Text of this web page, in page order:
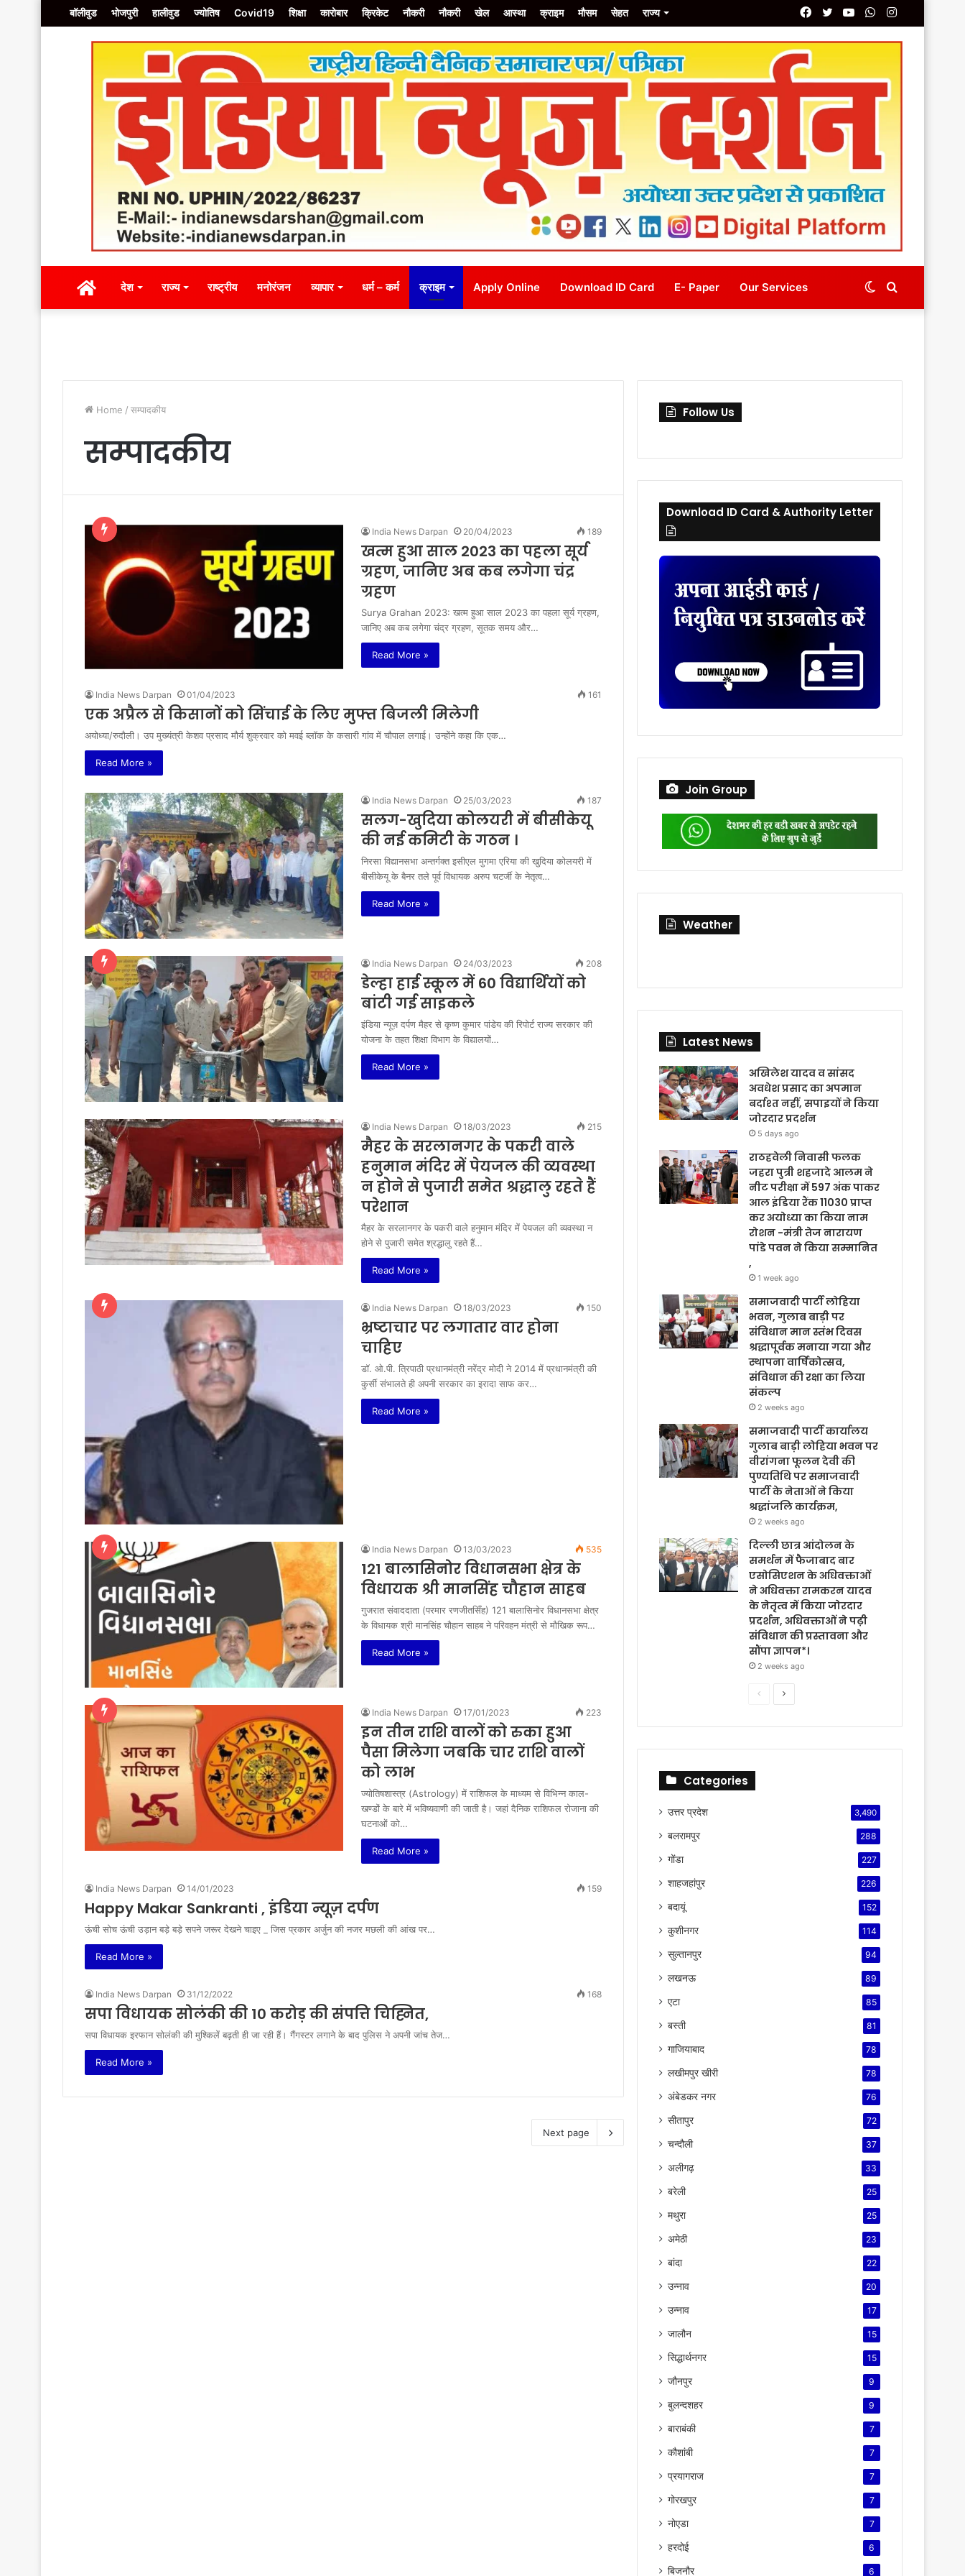
बॉलीवुड भोजपुरी हालीवुड ज्योतिष Covid19 शिक्षा कारोबार क्रिकेट नौकरी नौकरी खेल आस्था क्राइम मौसम सेहत राज्य Instagram
Whatsapp
YouTube
Twitter
Facebook
होम देश राज्य राष्ट्रीय मनोरंजन व्यापार धर्म – कर्म क्राइम Apply Online Download ID Card E- Paper Our Services Search
Switch
होम राज्य व्यापार सम्पादकीय Apply Online E- Magazine Our Services
Home / सम्पादकीय
सम्पादकीय
India News Darpan 20/04/2023 189
खत्म हुआ साल 2023 का पहला सूर्य
ग्रहण, जानिए अब कब लगेगा चंद्र
ग्रहण
Surya Grahan 2023: खत्म हुआ साल 2023 का पहला सूर्य ग्रहण,
जानिए अब कब लगेगा चंद्र ग्रहण, सूतक समय और…
Read More »
India News Darpan 01/04/2023 161
एक अप्रैल से किसानों को सिंचाई के लिए मुफ्त बिजली मिलेगी
अयोध्या/रुदौली। उप मुख्यंत्री केशव प्रसाद मौर्य शुक्रवार को मवई ब्लॉक के कसारी गांव में चौपाल लगाई। उन्होंने कहा कि एक…
Read More »
India News Darpan 25/03/2023 187
सलग-खुदिया कोलयरी में बीसीकेयू
की नई कमिटी के गठन ।
निरसा विद्यानसभा अन्तर्गक्त इसीएल मुगमा एरिया की खुदिया कोलयरी में
बीसीकेयू के बैनर तले पूर्व विधायक अरुप चटर्जी के नेतृत्व…
Read More »
India News Darpan 24/03/2023 208
डेल्हा हाई स्कूल में 60 विद्यार्थियों को
बांटी गई साइकले
इंडिया न्यूज़ दर्पण मैहर से कृष्ण कुमार पांडेय की रिपोर्ट राज्य सरकार की
योजना के तहत शिक्षा विभाग के विद्यालयों…
Read More »
India News Darpan 18/03/2023 215
मैहर के सरलानगर के पकरी वाले
हनुमान मंदिर में पेयजल की व्यवस्था
न होने से पुजारी समेत श्रद्धालु रहते हैं
परेशान
मैहर के सरलानगर के पकरी वाले हनुमान मंदिर में पेयजल की व्यवस्था न
होने से पुजारी समेत श्रद्धालु रहते हैं…
Read More »
India News Darpan 18/03/2023 150
भ्रष्टाचार पर लगातार वार होना
चाहिए
डॉ. ओ.पी. त्रिपाठी प्रधानमंत्री नरेंद्र मोदी ने 2014 में प्रधानमंत्री की
कुर्सी संभालते ही अपनी सरकार का इरादा साफ कर…
Read More »
India News Darpan 13/03/2023 535
121 बालासिनोर विधानसभा क्षेत्र के
विधायक श्री मानसिंह चौहान साहब
गुजरात संवाददाता (परमार रणजीतसिँह) 121 बालासिनोर विधानसभा क्षेत्र
के विधायक श्री मानसिंह चौहान साहब ने परिवहन मंत्री से मौखिक रूप…
Read More »
India News Darpan 17/01/2023 223
इन तीन राशि वालों को रुका हुआ
पैसा मिलेगा जबकि चार राशि वालों
को लाभ
ज्योतिषशास्त्र (Astrology) में राशिफल के माध्यम से विभिन्न काल-
खण्डों के बारे में भविष्यवाणी की जाती है। जहां दैनिक राशिफल रोजाना की
घटनाओं को…
Read More »
India News Darpan 14/01/2023 159
Happy Makar Sankranti , इंडिया न्यूज़ दर्पण
ऊंची सोच ऊंची उड़ान बड़े बड़े सपने जरूर देखने चाइए _ जिस प्रकार अर्जुन की नजर मछली की आंख पर…
Read More »
India News Darpan 31/12/2022 168
सपा विधायक सोलंकी की 10 करोड़ की संपत्ति चिह्नित,
सपा विधायक इरफान सोलंकी की मुश्किलें बढ़ती ही जा रही हैं। गैंगस्टर लगाने के बाद पुलिस ने अपनी जांच तेज…
Read More »
Next page
Follow Us
Download ID Card & Authority Letter
Join Group
Weather
Latest News
अखिलेश यादव व सांसद
अवधेश प्रसाद का अपमान
बर्दाश्त नहीं, सपाइयों ने किया
जोरदार प्रदर्शन
5 days ago
राठहवेली निवासी फलक
जहरा पुत्री शहजादे आलम ने
नीट परीक्षा में 597 अंक पाकर
आल इंडिया रैंक 11030 प्राप्त
कर अयोध्या का किया नाम
रोशन -मंत्री तेज नारायण
पांडे पवन ने किया सम्मानित
,
1 week ago
समाजवादी पार्टी लोहिया
भवन, गुलाब बाड़ी पर
संविधान मान स्तंभ दिवस
श्रद्धापूर्वक मनाया गया और
स्थापना वार्षिकोत्सव,
संविधान की रक्षा का लिया
संकल्प
2 weeks ago
समाजवादी पार्टी कार्यालय
गुलाब बाड़ी लोहिया भवन पर
वीरांगना फूलन देवी की
पुण्यतिथि पर समाजवादी
पार्टी के नेताओं ने किया
श्रद्धांजलि कार्यक्रम,
2 weeks ago
दिल्ली छात्र आंदोलन के
समर्थन में फैजाबाद बार
एसोसिएशन के अधिवक्ताओं
ने अधिवक्ता रामकरन यादव
के नेतृत्व में किया जोरदार
प्रदर्शन, अधिवक्ताओं ने पढ़ी
संविधान की प्रस्तावना और
सौंपा ज्ञापन*।
2 weeks ago
PreviousNext
Categories
उत्तर प्रदेश 3,490
बलरामपुर 288
गोंडा 227
शाहजहांपुर 226
बदायूं 152
कुशीनगर 114
सुल्तानपुर 94
लखनऊ 89
एटा 85
बस्ती 81
गाजियाबाद 78
लखीमपुर खीरी 78
अंबेडकर नगर 76
सीतापुर 72
चन्दौली 37
अलीगढ़ 33
बरेली 25
मथुरा 25
अमेठी 23
बांदा 22
उन्नाव 20
उन्नाव 17
जालौन 15
सिद्धार्थनगर 15
जौनपुर 9
बुलन्दशहर 9
बाराबंकी 7
कौशांबी 7
प्रयागराज 7
गोरखपुर 7
नोएडा 7
हरदोई 6
बिजनौर 6